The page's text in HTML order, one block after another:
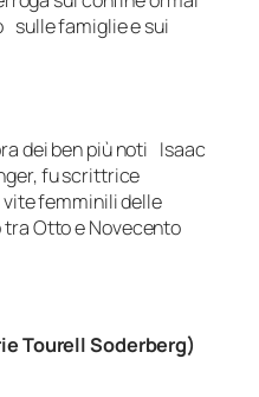
sulle famiglie e sui
dei ben più noti Isaac
fu scrittrice
femminili delle
Otto e Novecento
Tourell Soderberg)